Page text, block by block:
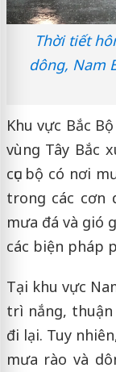
Thời tiết
dông, Nam
Khu vực Bắc
vùng Tây Bắc
cục bộ có nơi
trong các cơn
mưa đá và gió
các biện pháp
Tại khu vực
trì nắng,
đi lại. Tuy
mưa rào và